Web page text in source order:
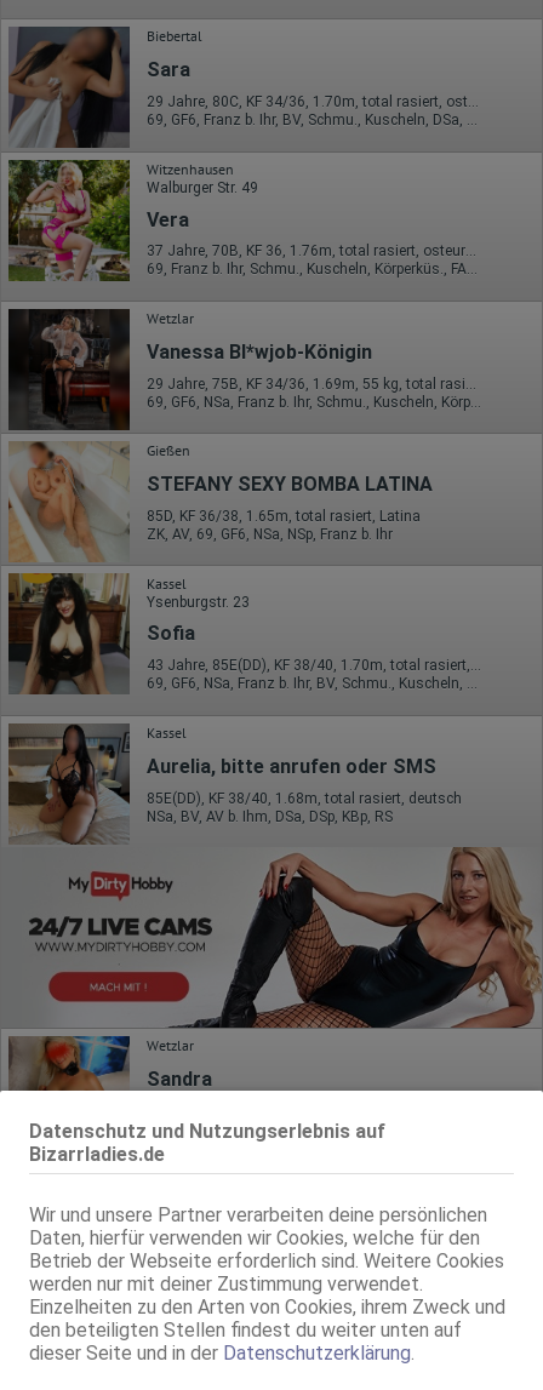
Datenschutz und Nutzungserlebnis auf
Bizarrladies.de
Wir und unsere Partner verarbeiten deine persönlichen
Daten, hierfür verwenden wir Cookies, welche für den
Betrieb der Webseite erforderlich sind. Weitere Cookies
werden nur mit deiner Zustimmung verwendet.
Einzelheiten zu den Arten von Cookies, ihrem Zweck und
den beteiligten Stellen findest du weiter unten auf
dieser Seite und in der Datenschutzerklärung.
Biebertal
Sara
29 Jahre, 80C, KF 34/36, 1.70m, total rasiert, osteuropäisch
69, GF6, Franz b. Ihr, BV, Schmu., Kuscheln, DSa, DSp
Witzenhausen
Walburger Str. 49
Vera
37 Jahre, 70B, KF 36, 1.76m, total rasiert, osteuropäisch
69, Franz b. Ihr, Schmu., Kuscheln, Körperküs., FAa, Mast., Strip
Wetzlar
Vanessa Bl*wjob-Königin
Gießen
STEFANY SEXY BOMBA LATINA
85D, KF 36/38, 1.65m, total rasiert, Latina
ZK, AV, 69, GF6, NSa, NSp, Franz b. Ihr
Kassel
Ysenburgstr. 23
Sofia
43 Jahre, 85E(DD), KF 38/40, 1.70m, total rasiert, Latina
69, GF6, NSa, Franz b. Ihr, BV, Schmu., Kuscheln, Körperküs.
Kassel
Aurelia, bitte anrufen oder SMS
85E(DD), KF 38/40, 1.68m, total rasiert, deutsch
NSa, BV, AV b. Ihm, DSa, DSp, KBp, RS
Wetzlar
Sandra
GF6, BV, Schmu., Kuscheln, Mast., FE, Nylon
Wolfhagen
Mimi GANZ NEU FÜR ERSTE MAL!
21 Jahre, 85C, KF 36, 1.68m, total rasiert, osteuropäisch
ZK, 69, GF6, NSa, Franz b. Ihr, BV, Schmu., Kuscheln
Solms
Mira NEU!